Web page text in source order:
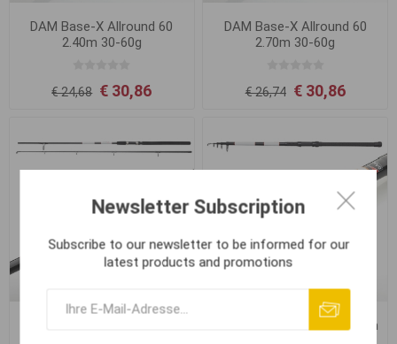
DAM Base-X Allround 60
2.40m 30-60g
€ 24,68 € 30,86
DAM Base-X Allround 60
2.70m 30-60g
€ 26,74 € 30,86
DAM Base-X Tele 100 2.70m
Newsletter Subscription
Subscribe to our newsletter to be informed for our
latest products and promotions